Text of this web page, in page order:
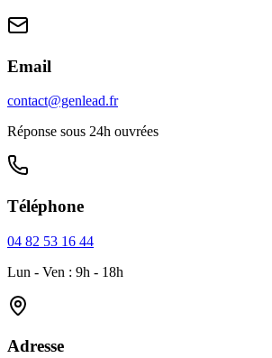
Email
contact@genlead.fr
Réponse sous 24h ouvrées
Téléphone
04 82 53 16 44
Lun - Ven : 9h - 18h
Adresse